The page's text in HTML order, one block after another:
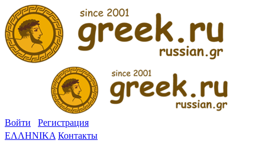
Войти
Регистрация
ΕΛΛΗΝΙΚΑ Контакты